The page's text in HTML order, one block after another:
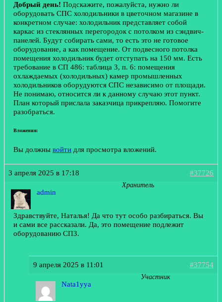
Добрый день! Подскажите, пожалуйста, нужно ли
оборудовать СПС холодильники в цветочном магазине в
конкретном случае: холодильник представляет собой
каркас из стеклянных перегородок с потолком из сэндвич-
панелей. Будут собирать сами, то есть это не готовое
оборудование, а как помещение. От подвесного потолка
помещения холодильник будет отступать на 150 мм. Есть
требование в СП 486: таблица 3, п. 6: помещения
охлаждаемых (холодильных) камер промышленных
холодильников оборудуются СПС независимо от площади.
Не понимаю, относится ли к данному случаю этот пункт.
План который прислала заказчица прикрепляю. Помогите
разобраться.
Вложения:
Вы должны войти для просмотра вложений.
3 апреля 2025 в 17:18 #37726
admin
Хранитель
Здравствуйте, Наталья! Да что тут особо разбираться. Вы
и сами все рассказали. Да, это помещение подлежит
оборудованию СПЗ.
9 апреля 2025 в 11:01 #37754
Nata1yya
Участник